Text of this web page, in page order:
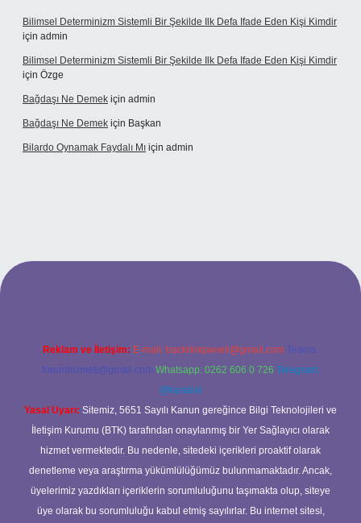
Bilimsel Determinizm Sistemli Bir Şekilde Ilk Defa Ifade Eden Kişi Kimdir
için admin
Bilimsel Determinizm Sistemli Bir Şekilde Ilk Defa Ifade Eden Kişi Kimdir
için Özge
Bağdaşı Ne Demek için admin
Bağdaşı Ne Demek için Başkan
Bilardo Oynamak Faydalı Mı için admin
bahis sitesi
Reklam ve İletişim: E-mail: backlinkpaneli@gmail.com Teams:
forumhizmeti@gmail.com Whatsapp: 0262 606 0 726 Telegram:
@karabul
Yasal Uyarı: Sitemiz, 5651 Sayılı Kanun gereğince Bilgi Teknolojileri ve
İletişim Kurumu (BTK) tarafından onaylanmış bir Yer Sağlayıcı olarak
hizmet vermektedir. Bu nedenle, sitedeki içerikleri proaktif olarak
denetleme veya araştırma yükümlülüğümüz bulunmamaktadır. Ancak,
üyelerimiz yazdıkları içeriklerin sorumluluğunu taşımakta olup, siteye
üye olarak bu sorumluluğu kabul etmiş sayılırlar. Bu internet sitesi,